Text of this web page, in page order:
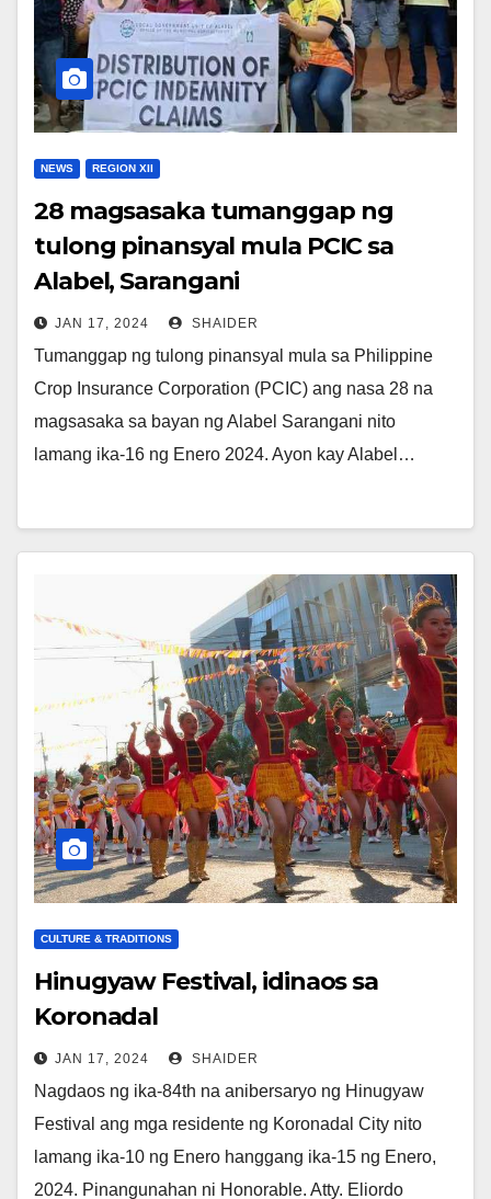
NEWS REGION XII
28 magsasaka tumanggap ng
tulong pinansyal mula PCIC sa
Alabel, Sarangani
JAN 17, 2024 SHAIDER
Tumanggap ng tulong pinansyal mula sa Philippine
Crop Insurance Corporation (PCIC) ang nasa 28 na
magsasaka sa bayan ng Alabel Sarangani nito
lamang ika-16 ng Enero 2024. Ayon kay Alabel…
CULTURE & TRADITIONS
Hinugyaw Festival, idinaos sa
Koronadal
JAN 17, 2024 SHAIDER
Nagdaos ng ika-84th na anibersaryo ng Hinugyaw
Festival ang mga residente ng Koronadal City nito
lamang ika-10 ng Enero hanggang ika-15 ng Enero,
2024. Pinangunahan ni Honorable. Atty. Eliordo